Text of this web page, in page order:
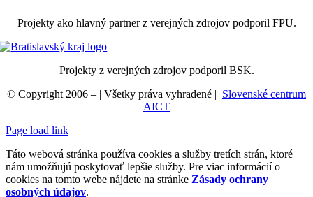
Projekty ako hlavný partner z verejných zdrojov podporil FPU.
Projekty z verejných zdrojov podporil BSK.
© Copyright 2006 – | Všetky práva vyhradené | Slovenské centrum
AICT
Page load link
Táto webová stránka používa cookies a služby tretích strán, ktoré
nám umožňujú poskytovať lepšie služby. Pre viac informácií o
cookies na tomto webe nájdete na stránke Zásady ochrany
osobných údajov.